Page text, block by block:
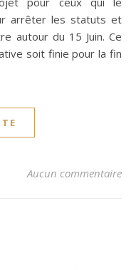
arrêter les statuts et
autour du 15 Juin. Ce
soit finie pour la fin
Aucun commentaire